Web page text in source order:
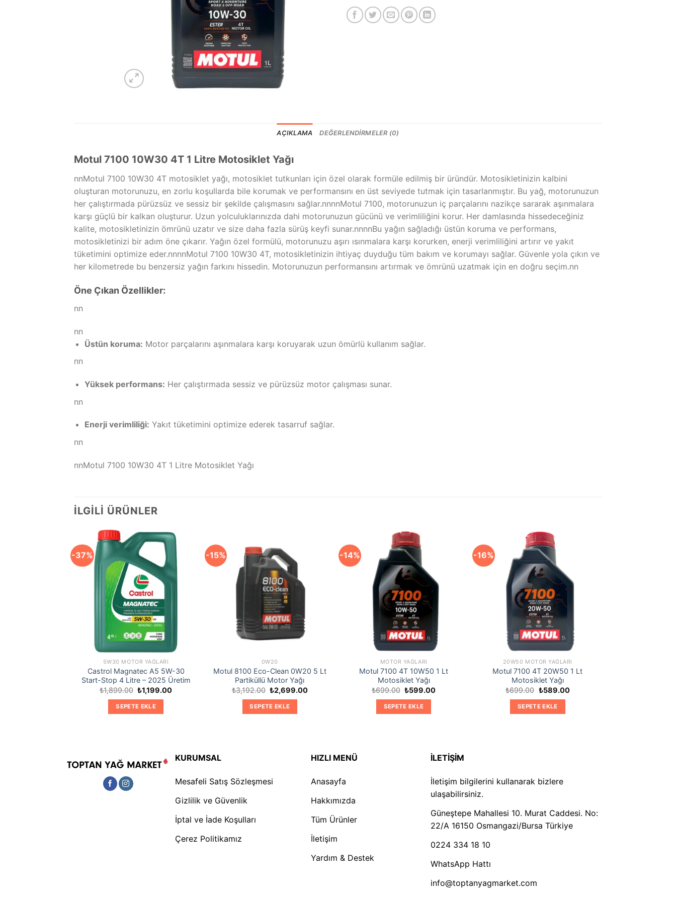
AÇIKLAMA DEĞERLENDIRMELER (0)
Motul 7100 10W30 4T 1 Litre Motosiklet Yağı
nnMotul 7100 10W30 4T motosiklet yağı, motosiklet tutkunları için özel olarak formüle edilmiş bir üründür. Motosikletinizin kalbini
oluşturan motorunuzu, en zorlu koşullarda bile korumak ve performansını en üst seviyede tutmak için tasarlanmıştır. Bu yağ, motorunuzun
her çalıştırmada pürüzsüz ve sessiz bir şekilde çalışmasını sağlar.nnnnMotul 7100, motorunuzun iç parçalarını nazikçe sararak aşınmalara
karşı güçlü bir kalkan oluşturur. Uzun yolculuklarınızda dahi motorunuzun gücünü ve verimliliğini korur. Her damlasında hissedeceğiniz
kalite, motosikletinizin ömrünü uzatır ve size daha fazla sürüş keyfi sunar.nnnnBu yağın sağladığı üstün koruma ve performans,
motosikletinizi bir adım öne çıkarır. Yağın özel formülü, motorunuzu aşırı ısınmalara karşı korurken, enerji verimliliğini artırır ve yakıt
tüketimini optimize eder.nnnnMotul 7100 10W30 4T, motosikletinizin ihtiyaç duyduğu tüm bakım ve korumayı sağlar. Güvenle yola çıkın ve
her kilometrede bu benzersiz yağın farkını hissedin. Motorunuzun performansını artırmak ve ömrünü uzatmak için en doğru seçim.nn
Öne Çıkan Özellikler:
nn
nn
Üstün koruma: Motor parçalarını aşınmalara karşı koruyarak uzun ömürlü kullanım sağlar.
nn
Yüksek performans: Her çalıştırmada sessiz ve pürüzsüz motor çalışması sunar.
nn
Enerji verimliliği: Yakıt tüketimini optimize ederek tasarruf sağlar.
nn
nnMotul 7100 10W30 4T 1 Litre Motosiklet Yağı
İLGILI ÜRÜNLER
-37%
5W30 MOTOR YAĞLARI
Castrol Magnatec A5 5W-30
Start-Stop 4 Litre – 2025 Üretim
₺1,899.00 Orijinal
fiyat:
₺1,899.00.
₺1,199.00Şu
SEPETE EKLE
-15%
0W20
Motul 8100 Eco-Clean 0W20 5 Lt
Partiküllü Motor Yağı
₺3,192.00 Orijinal
fiyat:
₺3,192.00.
₺2,699.00Şu
SEPETE EKLE
-14%
MOTOR YAĞLARI
Motul 7100 4T 10W50 1 Lt
Motosiklet Yağı
₺699.00 Orijinal
₺699.00.
₺599.00Şu
SEPETE EKLE
-16%
20W50 MOTOR YAĞLARI
Motul 7100 4T 20W50 1 Lt
Motosiklet Yağı
₺699.00 Orijinal
₺699.00.
₺589.00Şu
SEPETE EKLE
KURUMSAL
Mesafeli Satış Sözleşmesi
Gizlilik ve Güvenlik
İptal ve İade Koşulları
Çerez Politikamız
HIZLI MENÜ
Anasayfa
Hakkımızda
Tüm Ürünler
İletişim
Yardım & Destek
İLETİŞİM
İletişim bilgilerini kullanarak bizlere
ulaşabilirsiniz.
Güneştepe Mahallesi 10. Murat Caddesi. No:
22/A 16150 Osmangazi/Bursa Türkiye
0224 334 18 10
WhatsApp Hattı
info@toptanyagmarket.com